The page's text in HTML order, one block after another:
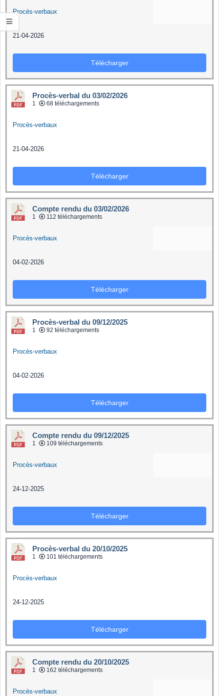
Procès-verbaux
21-04-2026
Télécharger
Procès-verbal du 03/02/2026
1 68 téléchargements
Procès-verbaux
21-04-2026
Télécharger
Compte rendu du 03/02/2026
1 112 téléchargements
Procès-verbaux
04-02-2026
Télécharger
Procès-verbal du 09/12/2025
1 92 téléchargements
Procès-verbaux
04-02-2026
Télécharger
Compte rendu du 09/12/2025
1 109 téléchargements
Procès-verbaux
24-12-2025
Télécharger
Procès-verbal du 20/10/2025
1 101 téléchargements
Procès-verbaux
24-12-2025
Télécharger
Compte rendu du 20/10/2025
1 162 téléchargements
Procès-verbaux